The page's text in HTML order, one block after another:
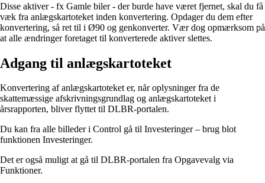
Disse aktiver - fx Gamle biler - der burde have været fjernet, skal du få
væk fra anlægskartoteket inden konvertering. Opdager du dem efter
konvertering, så ret til i Ø90 og genkonverter. Vær dog opmærksom på
at alle ændringer foretaget til konverterede aktiver slettes.
Adgang til anlægskartoteket
Konvertering af anlægskartoteket er, når oplysninger fra de
skattemæssige afskrivningsgrundlag og anlægskartoteket i
årsrapporten, bliver flyttet til DLBR-portalen.
Du kan fra alle billeder i Control gå til Investeringer – brug blot
funktionen Investeringer.
Det er også muligt at gå til DLBR-portalen fra Opgavevalg via
Funktioner.